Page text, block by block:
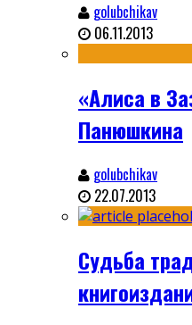
golubchikav
06.11.2013
«Алиса в
Панюшкина
golubchikav
22.07.2013
Судьба